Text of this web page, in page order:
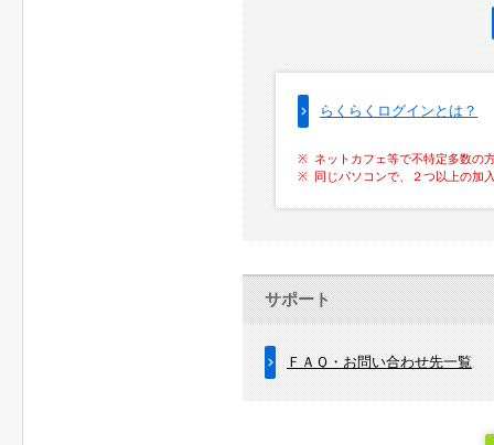
らくらくログインとは？
ネットカフェ等で不特定多数の
同じパソコンで、２つ以上の加
サポート
ＦＡＱ・お問い合わせ先一覧